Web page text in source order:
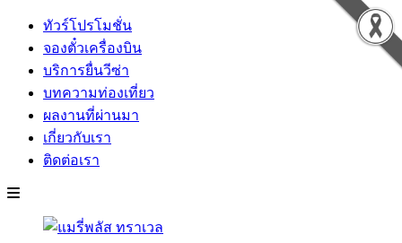
ทัวร์โปรโมชั่น
จองตั๋วเครื่องบิน
บริการยื่นวีซ่า
บทความท่องเที่ยว
ผลงานที่ผ่านมา
เกี่ยวกับเรา
ติดต่อเรา